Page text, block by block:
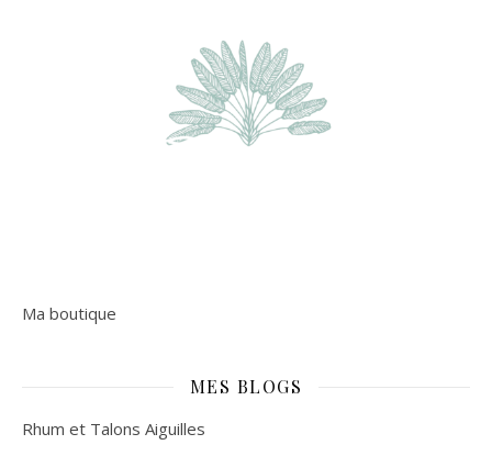
Ma boutique
MES BLOGS
Rhum et Talons Aiguilles